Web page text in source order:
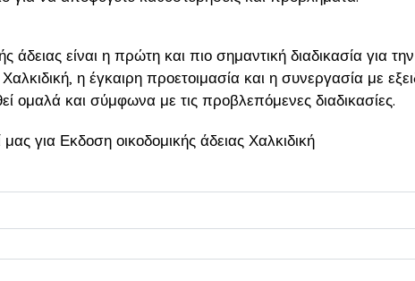
άδειας είναι η πρώτη και πιο σημαντική διαδικασία για
η έγκαιρη προετοιμασία και η συνεργασία με
ομαλά και σύμφωνα με τις προβλεπόμενες διαδικασίες.
για Εκδοση οικοδομικής άδειας Χαλκιδική